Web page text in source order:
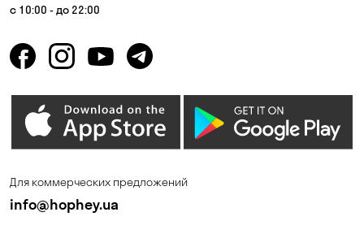
Горишние Плавни
Елизаветовка Зазимье
Калиновка
с 10:00 - до 22:00
Для коммерческих предложений
info@hophey.ua